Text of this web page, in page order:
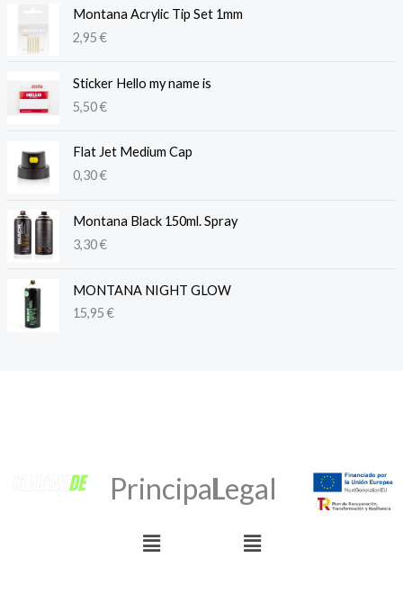
Montana Acrylic Tip Set 1mm
2,95€
Sticker Hello my name is
5,50€
Flat Jet Medium Cap
0,30€
Montana Black 150ml. Spray
3,30€
MONTANA NIGHT GLOW
15,95€
Principal
Menú
Legal
Menú